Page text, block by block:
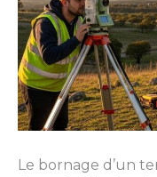
Le bornage d’un